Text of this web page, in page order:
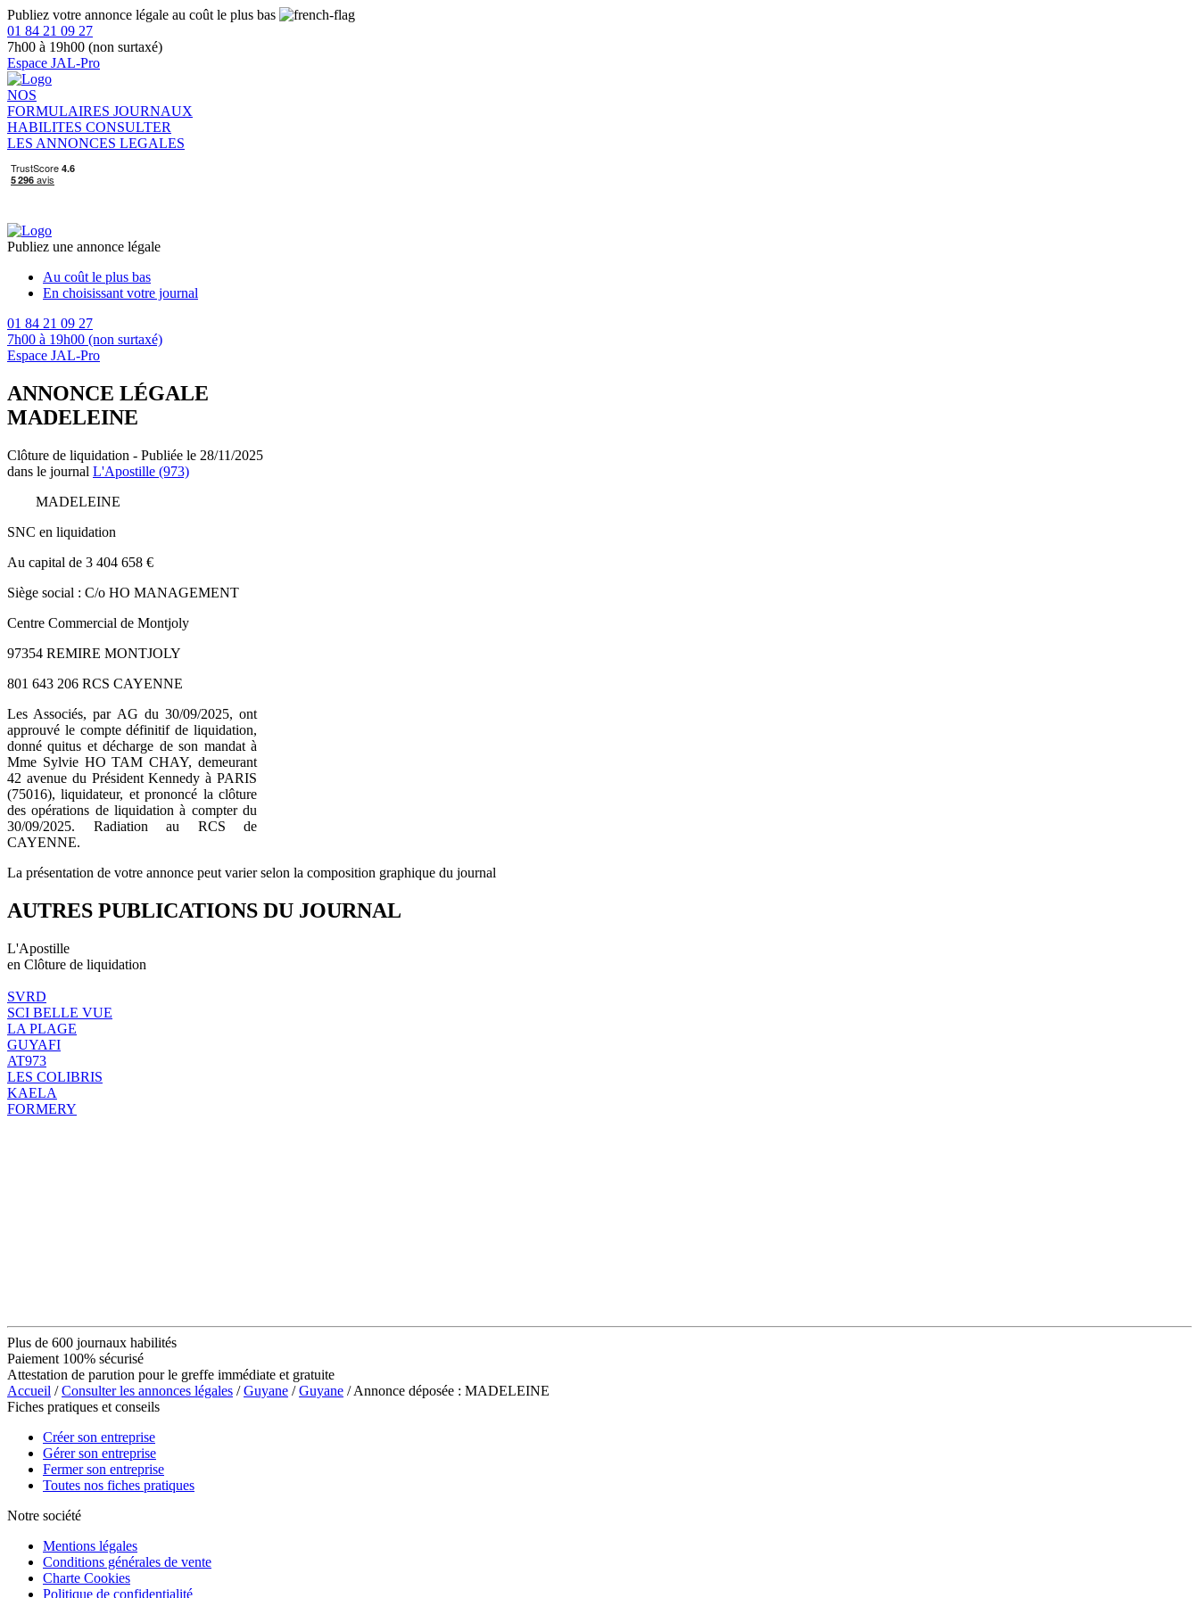
Publiez votre annonce légale au coût le plus bas
01 84 21 09 27
7h00 à 19h00 (non surtaxé)
Espace JAL-Pro
NOS
FORMULAIRES JOURNAUX
HABILITES CONSULTER
LES ANNONCES LEGALES
Publiez une annonce légale
Au coût le plus bas
En choisissant votre journal
01 84 21 09 27
7h00 à 19h00 (non surtaxé)
Espace JAL-Pro
ANNONCE LÉGALE
MADELEINE
Clôture de liquidation - Publiée le 28/11/2025
dans le journal L'Apostille (973)
MADELEINE
SNC en liquidation
Au capital de 3 404 658 €
Siège social : C/o HO MANAGEMENT
Centre Commercial de Montjoly
97354 REMIRE MONTJOLY
801 643 206 RCS CAYENNE
Les Associés, par AG du 30/09/2025, ont
approuvé le compte définitif de liquidation,
donné quitus et décharge de son mandat à
Mme Sylvie HO TAM CHAY, demeurant
42 avenue du Président Kennedy à PARIS
(75016), liquidateur, et prononcé la clôture
des opérations de liquidation à compter du
30/09/2025. Radiation au RCS de
CAYENNE.
La présentation de votre annonce peut varier selon la composition graphique du journal
AUTRES PUBLICATIONS DU JOURNAL
L'Apostille
en Clôture de liquidation
SVRD
SCI BELLE VUE
LA PLAGE
GUYAFI
AT973
LES COLIBRIS
KAELA
FORMERY
Plus de 600 journaux habilités
Paiement 100% sécurisé
Attestation de parution pour le greffe immédiate et gratuite
Accueil /Consulter les annonces légales /Guyane /Guyane / Annonce déposée : MADELEINE
Fiches pratiques et conseils
Créer son entreprise
Gérer son entreprise
Fermer son entreprise
Toutes nos fiches pratiques
Notre société
Mentions légales
Conditions générales de vente
Charte Cookies
Politique de confidentialité